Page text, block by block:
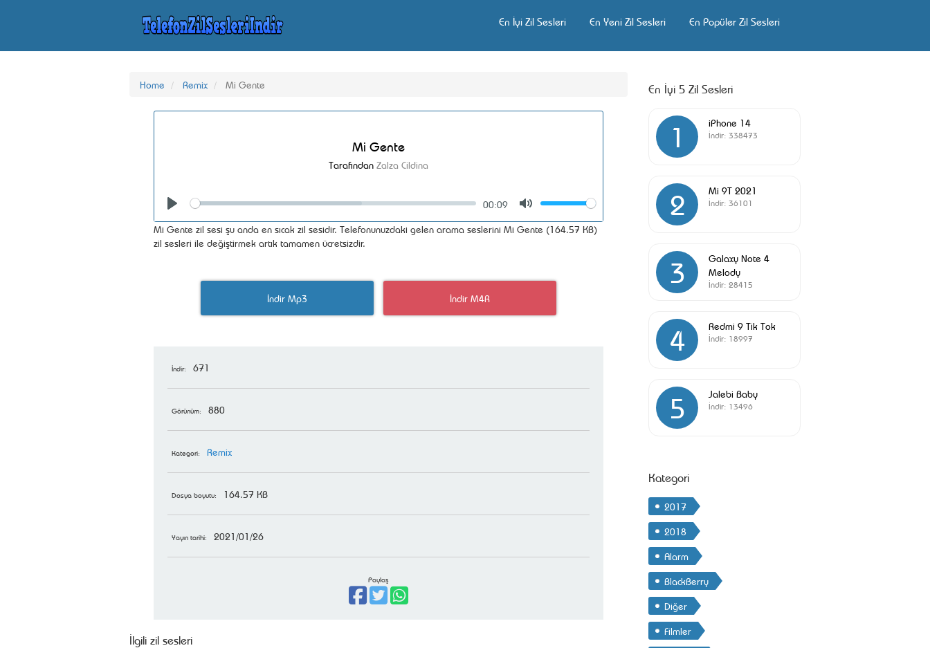
En İyi Zil Sesleri En Yeni Zil Sesleri En Popüler Zil Sesleri
Home Remix Mi Gente
Mi Gente
Tarafından Zalza Cildina
Seek
00:09
Volume
Mi Gente zil sesi şu anda en sıcak zil sesidir. Telefonunuzdaki gelen arama seslerini Mi Gente (164.57 KB)
zil sesleri ile değiştirmek artık tamamen ücretsizdir.
İndir Mp3 İndir M4R
İndir: 671
Görünüm: 880
Kategori: Remix
Dosya boyutu: 164.57 KB
Yayın tarihi: 2021/01/26
Paylaş
İlgili zil sesleri
En İyi 5 Zil Sesleri
1 iPhone 14
İndir: 338473
2 Mi 9T 2021
İndir: 36101
3
Galaxy Note 4
Melody
İndir: 28415
4 Redmi 9 Tik Tok
İndir: 18997
5 Jalebi Baby
İndir: 13496
Kategori
2017
2018
Alarm
BlackBerry
Diğer
Filmler